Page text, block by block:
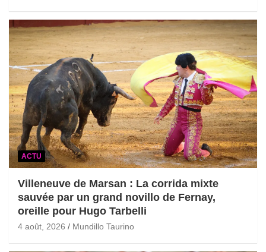
ACTU
Villeneuve de Marsan : La corrida mixte
sauvée par un grand novillo de Fernay,
oreille pour Hugo Tarbelli
4 août, 2026 Mundillo Taurino